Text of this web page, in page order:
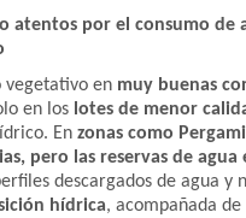
atentos por el consumo de
vegetativo en muy buenas
en los lotes de menor
En zonas como
pero las reservas de agua
descargados de agua y
hídrica, acompañada